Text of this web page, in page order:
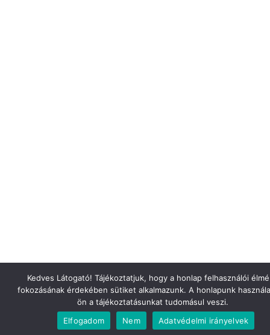
Kedves Látogató! Tájékoztatjuk, hogy a honlap felhasználói
fokozásának érdekében sütiket alkalmazunk. A honlapunk
ön a tájékoztatásunkat tudomásul veszi.
Elfogadom
Nem Adatvédelmi irányelvek